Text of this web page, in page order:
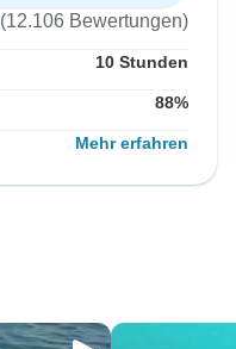
(12.106 Bewertungen)
10 Stunden
88%
Mehr erfahren